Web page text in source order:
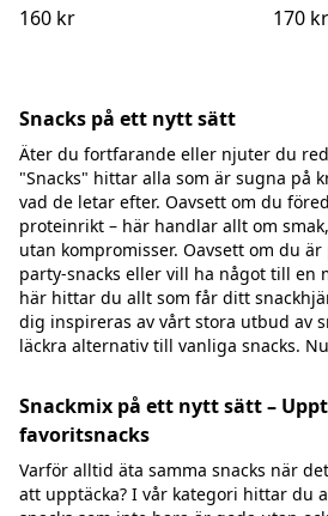
160 kr
170 kr
Snacks på ett nytt sätt
Äter du fortfarande eller njuter du
"Snacks" hittar alla som är sugna på
vad de letar efter. Oavsett om du
proteinrikt – här handlar allt om
utan kompromisser. Oavsett om du
party-snacks eller vill ha något till en
här hittar du allt som får ditt
dig inspireras av vårt stora utbud av
läckra alternativ till vanliga snacks.
Snackmix på ett nytt sätt –
favoritsnacks
Varför alltid äta samma snacks när
att upptäcka? I vår kategori hittar du